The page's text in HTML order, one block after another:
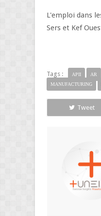
L'emploi dans
Sers et Kef
Tags : APII AR
MANUFACTURING
Tweet